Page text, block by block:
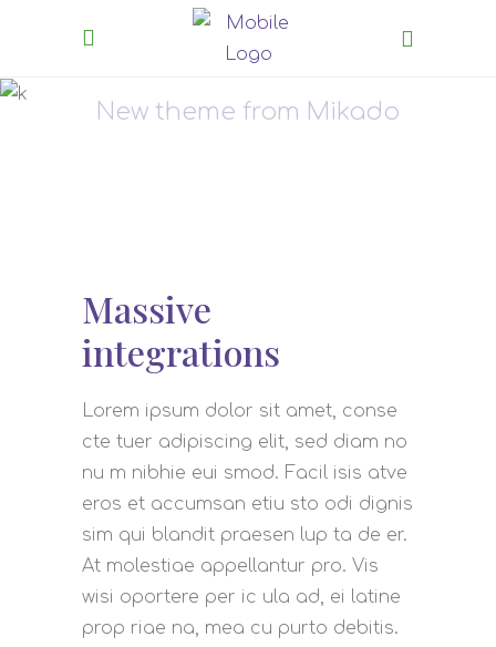
Inspiration
New theme from Mikado
Massive
integrations
Lorem ipsum dolor sit amet, conse
cte tuer adipiscing elit, sed diam no
nu m nibhie eui smod. Facil isis atve
eros et accumsan etiu sto odi dignis
sim qui blandit praesen lup ta de er.
At molestiae appellantur pro. Vis
wisi oportere per ic ula ad, ei latine
prop riae na, mea cu purto debitis.